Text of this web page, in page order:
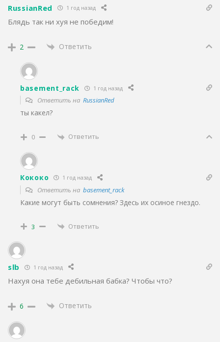
RussianRed 1 год назад
Блядь так ни хуя не победим!
2 Ответить
basement_rack 1 год назад
Ответить на RussianRed
ты какел?
0 Ответить
Кококо 1 год назад
Ответить на basement_rack
Какие могут быть сомнения? Здесь их осиное гнездо.
3 Ответить
slb 1 год назад
Нахуя она тебе дебильная бабка? Чтобы что?
6 Ответить